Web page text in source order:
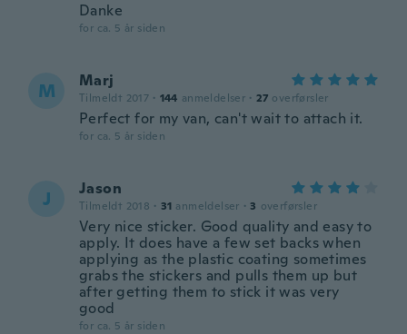
Danke
for ca. 5 år siden
M Marj
Tilmeldt 2017 · 144 anmeldelser · 27 overførsler
Perfect for my van, can't wait to attach it.
for ca. 5 år siden
J Jason
Tilmeldt 2018 · 31 anmeldelser · 3 overførsler
Very nice sticker. Good quality and easy to
apply. It does have a few set backs when
applying as the plastic coating sometimes
grabs the stickers and pulls them up but
after getting them to stick it was very
good
for ca. 5 år siden